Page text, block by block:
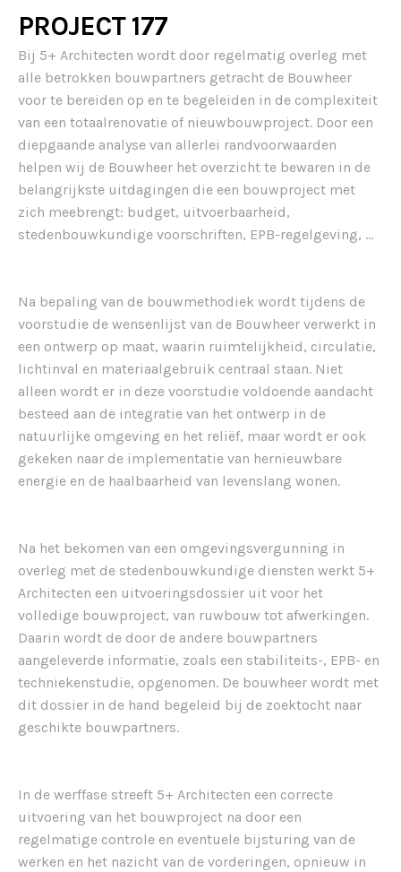
PROJECT 177
Bij 5+ Architecten wordt door regelmatig overleg met
alle betrokken bouwpartners getracht de Bouwheer
voor te bereiden op en te begeleiden in de complexiteit
van een totaalrenovatie of nieuwbouwproject. Door een
diepgaande analyse van allerlei randvoorwaarden
helpen wij de Bouwheer het overzicht te bewaren in de
belangrijkste uitdagingen die een bouwproject met
zich meebrengt: budget, uitvoerbaarheid,
stedenbouwkundige voorschriften, EPB-regelgeving, …
Na bepaling van de bouwmethodiek wordt tijdens de
voorstudie de wensenlijst van de Bouwheer verwerkt in
een ontwerp op maat, waarin ruimtelijkheid, circulatie,
lichtinval en materiaalgebruik centraal staan. Niet
alleen wordt er in deze voorstudie voldoende aandacht
besteed aan de integratie van het ontwerp in de
natuurlijke omgeving en het reliëf, maar wordt er ook
gekeken naar de implementatie van hernieuwbare
energie en de haalbaarheid van levenslang wonen.
Na het bekomen van een omgevingsvergunning in
overleg met de stedenbouwkundige diensten werkt 5+
Architecten een uitvoeringsdossier uit voor het
volledige bouwproject, van ruwbouw tot afwerkingen.
Daarin wordt de door de andere bouwpartners
aangeleverde informatie, zoals een stabiliteits-, EPB- en
techniekenstudie, opgenomen. De bouwheer wordt met
dit dossier in de hand begeleid bij de zoektocht naar
geschikte bouwpartners.
In de werffase streeft 5+ Architecten een correcte
uitvoering van het bouwproject na door een
regelmatige controle en eventuele bijsturing van de
werken en het nazicht van de vorderingen, opnieuw in